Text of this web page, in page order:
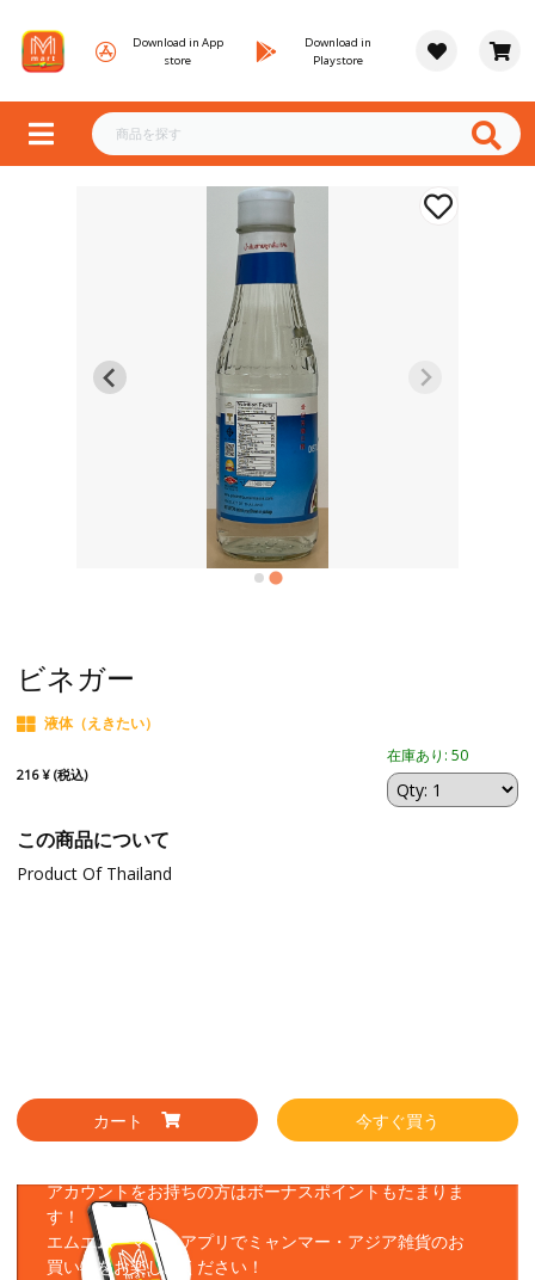
Download in App
store
Download in
Playstore
ビネガー
液体（えきたい）
216 ¥ (税込)
在庫あり: 50
この商品について
Product Of Thailand
カート 今すぐ買う
アカウントをお持ちの方はボーナスポイントもたまりま
す！
エムエムーマートアプリでミャンマー・アジア雑貨のお
買い物をお楽しみください！